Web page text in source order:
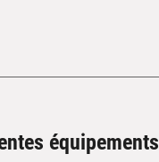
équipements